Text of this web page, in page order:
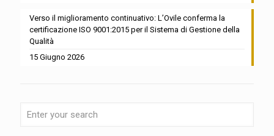
Verso il miglioramento continuativo: L’Ovile conferma la
certificazione ISO 9001:2015 per il Sistema di Gestione della
Qualità
15 Giugno 2026